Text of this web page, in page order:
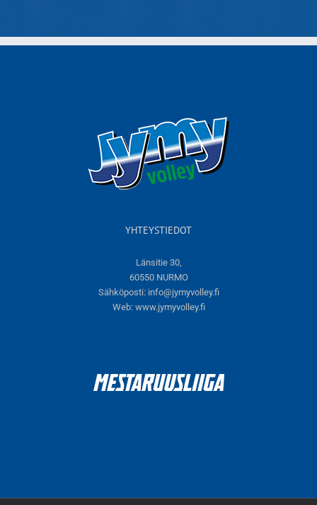
YHTEYSTIEDOT
Länsitie 30,
60550 NURMO
Sähköposti: info@jymyvolley.fi
Web: www.jymyvolley.fi